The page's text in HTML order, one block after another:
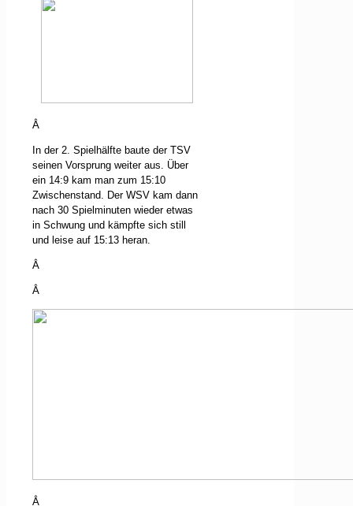
Â
In der 2. Spielhälfte baute der TSV
seinen Vorsprung weiter aus. Über
ein 14:9 kam man zum 15:10
Zwischenstand. Der WSV kam dann
nach 30 Spielminuten wieder etwas
in Schwung und kämpfte sich still
und leise auf 15:13 heran.
Â
Â
Â